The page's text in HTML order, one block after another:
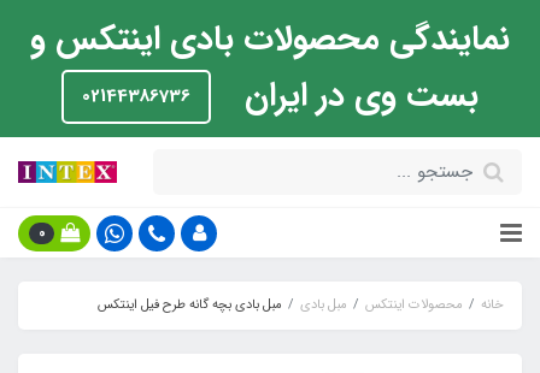
نمایندگی محصولات بادی اینتکس و
بست وی در ایران
02144386736
0
خانه محصولات اینتکس مبل بادی مبل بادی بچه گانه طرح فیل اینتکس